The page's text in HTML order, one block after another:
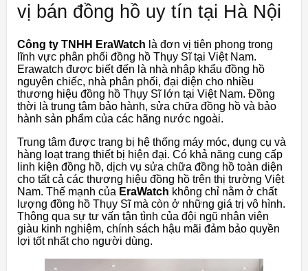
vị bán đồng hồ uy tín tại Hà Nội
Công ty TNHH EraWatch là đơn vị tiên phong trong
lĩnh vực phân phối đồng hồ Thụy Sĩ tại Việt Nam.
Erawatch được biết đến là nhà nhập khẩu đồng hồ
nguyên chiếc, nhà phân phối, đại diện cho nhiều
thương hiệu đồng hồ Thụy Sĩ lớn tại Việt Nam. Đồng
thời là trung tâm bảo hành, sửa chữa đồng hồ và bảo
hành sản phẩm của các hãng nước ngoài.
Trung tâm được trang bị hệ thống máy móc, dụng cụ và
hàng loạt trang thiết bị hiện đại. Có khả năng cung cấp
linh kiện đồng hồ, dịch vụ sửa chữa đồng hồ toàn diện
cho tất cả các thương hiệu đồng hồ trên thị trường Việt
Nam. Thế mạnh của EraWatch không chỉ nằm ở chất
lượng đồng hồ Thụy Sĩ mà còn ở những giá trị vô hình.
Thông qua sự tư vấn tận tình của đội ngũ nhân viên
giàu kinh nghiệm, chính sách hậu mãi đảm bảo quyền
lợi tốt nhất cho người dùng.